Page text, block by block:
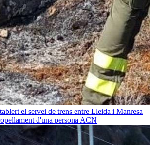
el servei de trens entre Lleida i Manresa
d'una persona ACN